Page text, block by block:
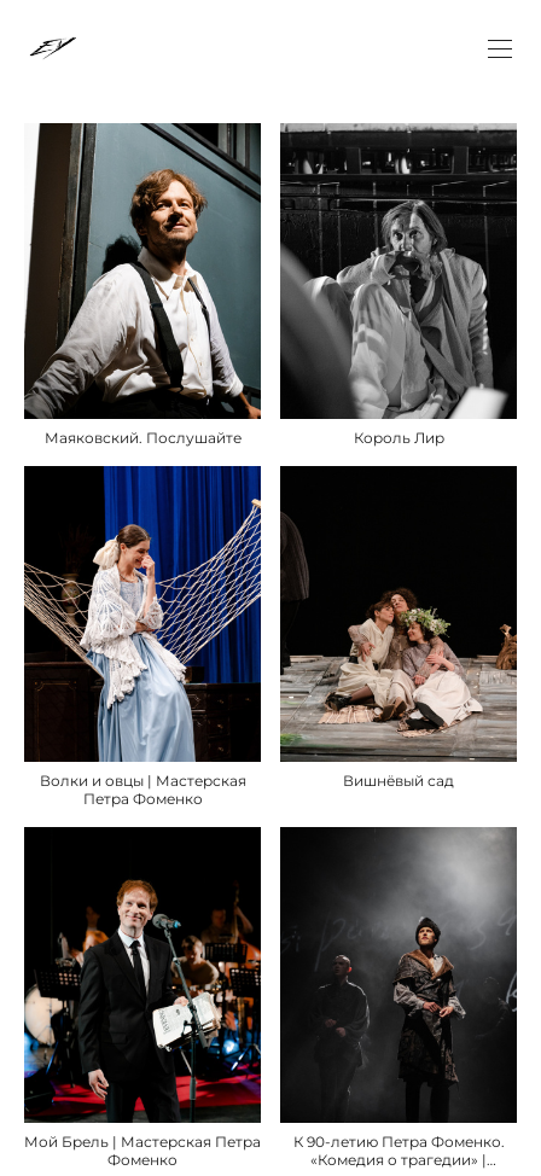
Маяковский. Послушайте Король Лир
Волки и овцы | Мастерская
Петра Фоменко
Вишнёвый сад
Мой Брель | Мастерская Петра
Фоменко
К 90-летию Петра Фоменко.
«Комедия о трагедии» |